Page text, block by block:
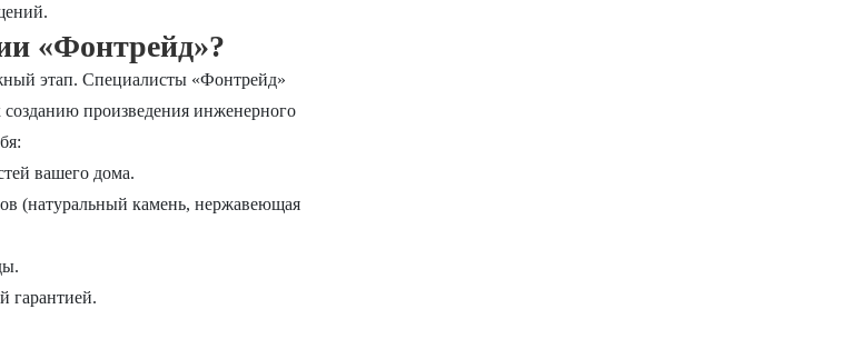
«Фонтрейд»?
этап. Специалисты «Фонтрейд»
созданию произведения инженерного
вашего дома.
(натуральный камень, нержавеющая
гарантией.